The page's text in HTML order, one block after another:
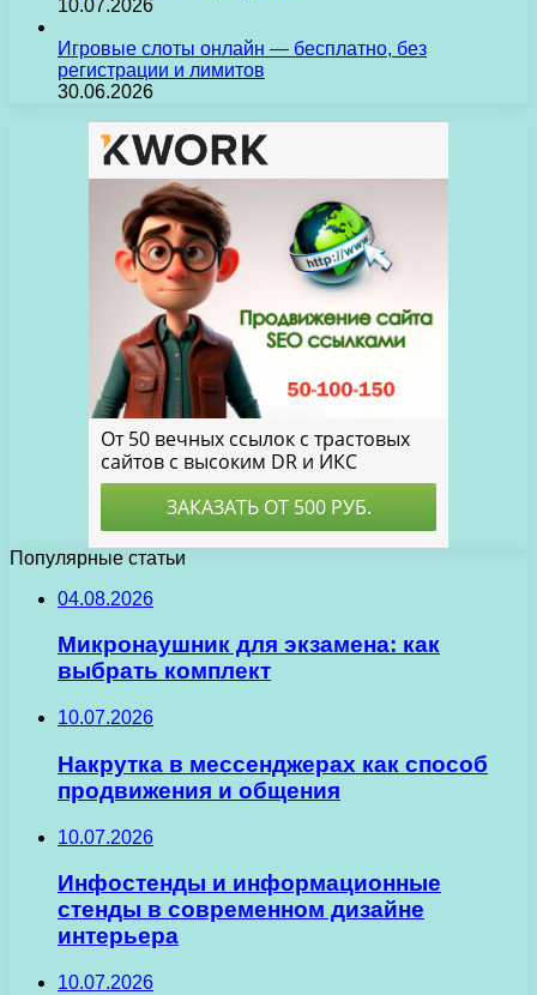
10.07.2026
Игровые слоты онлайн — бесплатно, без
регистрации и лимитов
30.06.2026
Популярные статьи
04.08.2026
Микронаушник для экзамена: как
выбрать комплект
10.07.2026
Накрутка в мессенджерах как способ
продвижения и общения
10.07.2026
Инфостенды и информационные
стенды в современном дизайне
интерьера
10.07.2026